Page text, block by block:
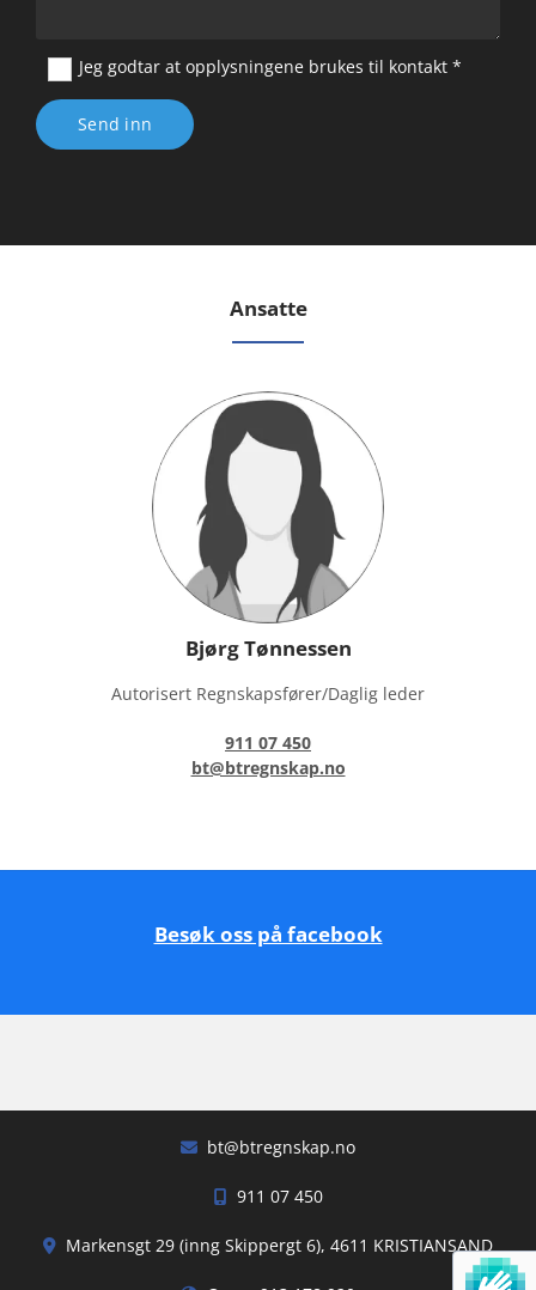
Jeg godtar at opplysningene brukes til kontakt *
Ansatte
Bjørg Tønnessen
Autorisert Regnskapsfører/Daglig leder
911 07 450
bt@btregnskap.no
Besøk oss på facebook
 bt@btregnskap.no
 911 07 450
 Markensgt 29 (inng Skippergt 6), 4611 KRISTIANSAND